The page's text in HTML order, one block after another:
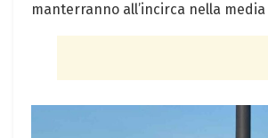
manterranno all’incirca nella